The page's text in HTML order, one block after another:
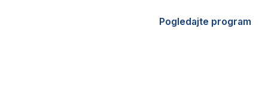
Pogledajte program